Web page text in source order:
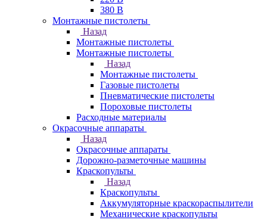
380 В
Монтажные пистолеты
Назад
Монтажные пистолеты
Монтажные пистолеты
Назад
Монтажные пистолеты
Газовые пистолеты
Пневматические пистолеты
Пороховые пистолеты
Расходные материалы
Окрасочные аппараты
Назад
Окрасочные аппараты
Дорожно-разметочные машины
Краскопульты
Назад
Краскопульты
Аккумуляторные краскораспылители
Механические краскопульты